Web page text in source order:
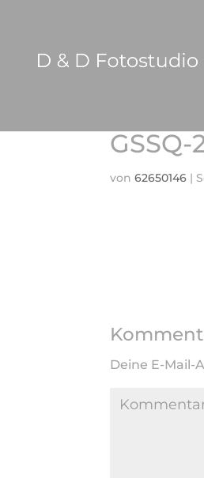
von 62650146 |
Deine E-Mail-